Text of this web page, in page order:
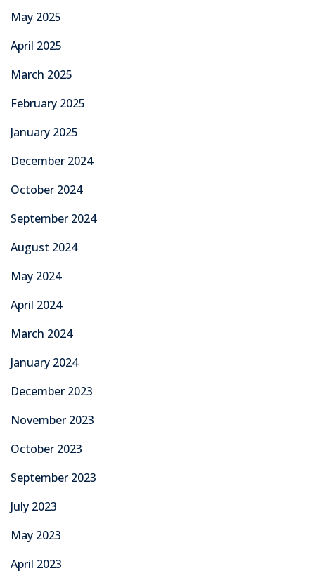
May 2025
April 2025
March 2025
February 2025
January 2025
December 2024
October 2024
September 2024
August 2024
May 2024
April 2024
March 2024
January 2024
December 2023
November 2023
October 2023
September 2023
July 2023
May 2023
April 2023